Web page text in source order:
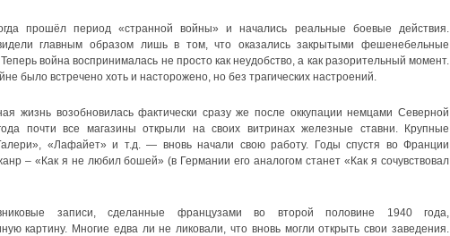
прошёл период «странной войны» и начались реальные боевые действия.
главным образом лишь в том, что оказались закрытыми фешенебельные
война воспринималась не просто как неудобство, а как разорительный момент.
было встречено хоть и насторожено, но без трагических настроений.
жизнь возобновилась фактически сразу же после оккупации немцами Северной
почти все магазины открыли на своих витринах железные ставни. Крупные
«Лафайет» и т.д. — вновь начали свою работу. Годы спустя во Франции
– «Как я не любил бошей» (в Германии его аналогом станет «Как я сочувствовал
записи, сделанные французами во второй половине 1940 года,
картину. Многие едва ли не ликовали, что вновь могли открыть свои заведения.